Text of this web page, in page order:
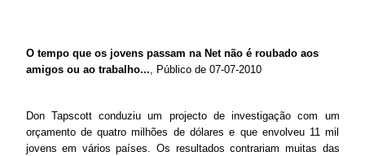
O tempo que os jovens passam na Net não é roubado aos
amigos ou ao trabalho..., Público de 07-07-2010
Don Tapscott conduziu um projecto de investigação com um
orçamento de quatro milhões de dólares e que envolveu 11 mil
jovens em vários países. Os resultados contrariam muitas das